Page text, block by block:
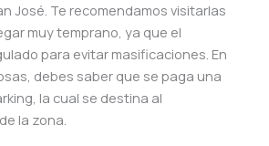
José. Te recomendamos visitarlas
muy temprano, ya que el
para evitar masificaciones. En
debes saber que se paga una
la cual se destina al
la zona.